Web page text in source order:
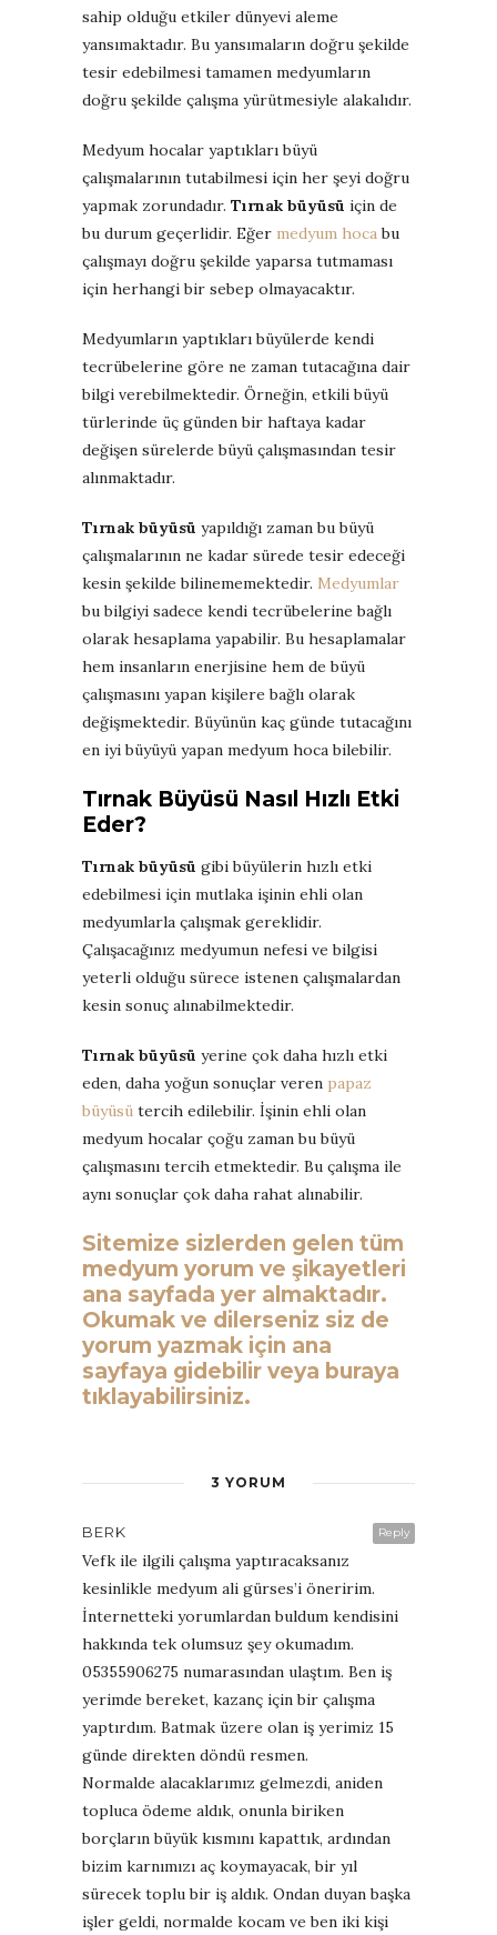
sahip olduğu etkiler dünyevi aleme
yansımaktadır. Bu yansımaların doğru şekilde
tesir edebilmesi tamamen medyumların
doğru şekilde çalışma yürütmesiyle alakalıdır.
Medyum hocalar yaptıkları büyü
çalışmalarının tutabilmesi için her şeyi doğru
yapmak zorundadır. Tırnak büyüsü için de
bu durum geçerlidir. Eğer medyum hocabu
çalışmayı doğru şekilde yaparsa tutmaması
için herhangi bir sebep olmayacaktır.
Medyumların yaptıkları büyülerde kendi
tecrübelerine göre ne zaman tutacağına dair
bilgi verebilmektedir. Örneğin, etkili büyü
türlerinde üç günden bir haftaya kadar
değişen sürelerde büyü çalışmasından tesir
alınmaktadır.
Tırnak büyüsü yapıldığı zaman bu büyü
çalışmalarının ne kadar sürede tesir edeceği
kesin şekilde bilinememektedir. Medyumlar
bu bilgiyi sadece kendi tecrübelerine bağlı
olarak hesaplama yapabilir. Bu hesaplamalar
hem insanların enerjisine hem de büyü
çalışmasını yapan kişilere bağlı olarak
değişmektedir. Büyünün kaç günde tutacağını
en iyi büyüyü yapan medyum hoca bilebilir.
Tırnak Büyüsü Nasıl Hızlı Etki
Eder?
Tırnak büyüsü gibi büyülerin hızlı etki
edebilmesi için mutlaka işinin ehli olan
medyumlarla çalışmak gereklidir.
Çalışacağınız medyumun nefesi ve bilgisi
yeterli olduğu sürece istenen çalışmalardan
kesin sonuç alınabilmektedir.
Tırnak büyüsü yerine çok daha hızlı etki
eden, daha yoğun sonuçlar veren papaz
büyüsü tercih edilebilir. İşinin ehli olan
medyum hocalar çoğu zaman bu büyü
çalışmasını tercih etmektedir. Bu çalışma ile
aynı sonuçlar çok daha rahat alınabilir.
Sitemize sizlerden gelen tüm
medyum yorum ve şikayetleri
ana sayfada yer almaktadır.
Okumak ve dilerseniz siz de
yorum yazmak için ana
sayfaya gidebilir veya buraya
tıklayabilirsiniz.
3 YORUM
Reply
BERK
Vefk ile ilgili çalışma yaptıracaksanız
kesinlikle medyum ali gürses’i öneririm.
İnternetteki yorumlardan buldum kendisini
hakkında tek olumsuz şey okumadım.
05355906275 numarasından ulaştım. Ben iş
yerimde bereket, kazanç için bir çalışma
yaptırdım. Batmak üzere olan iş yerimiz 15
günde direkten döndü resmen.
Normalde alacaklarımız gelmezdi, aniden
topluca ödeme aldık, onunla biriken
borçların büyük kısmını kapattık, ardından
bizim karnımızı aç koymayacak, bir yıl
sürecek toplu bir iş aldık. Ondan duyan başka
işler geldi, normalde kocam ve ben iki kişi